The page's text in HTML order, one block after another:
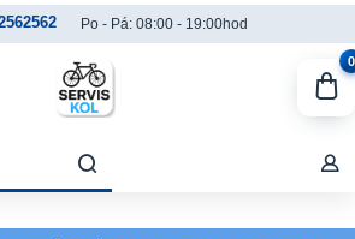
Po - Pá: 08:00 - 19:00hod
0